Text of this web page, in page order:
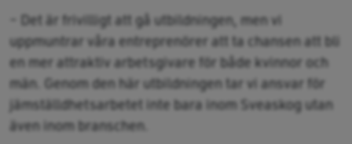
– Det är frivilligt att gå utbildningen, men vi
uppmuntrar våra entreprenörer att ta chansen att bli
en mer attraktiv arbetsgivare för både kvinnor och
män. Genom den här utbildningen tar vi ansvar för
jämställdhetsarbetet inte bara inom Sveaskog utan
även inom branschen.